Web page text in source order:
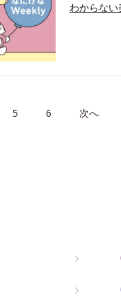
わからな
5 6 次へ